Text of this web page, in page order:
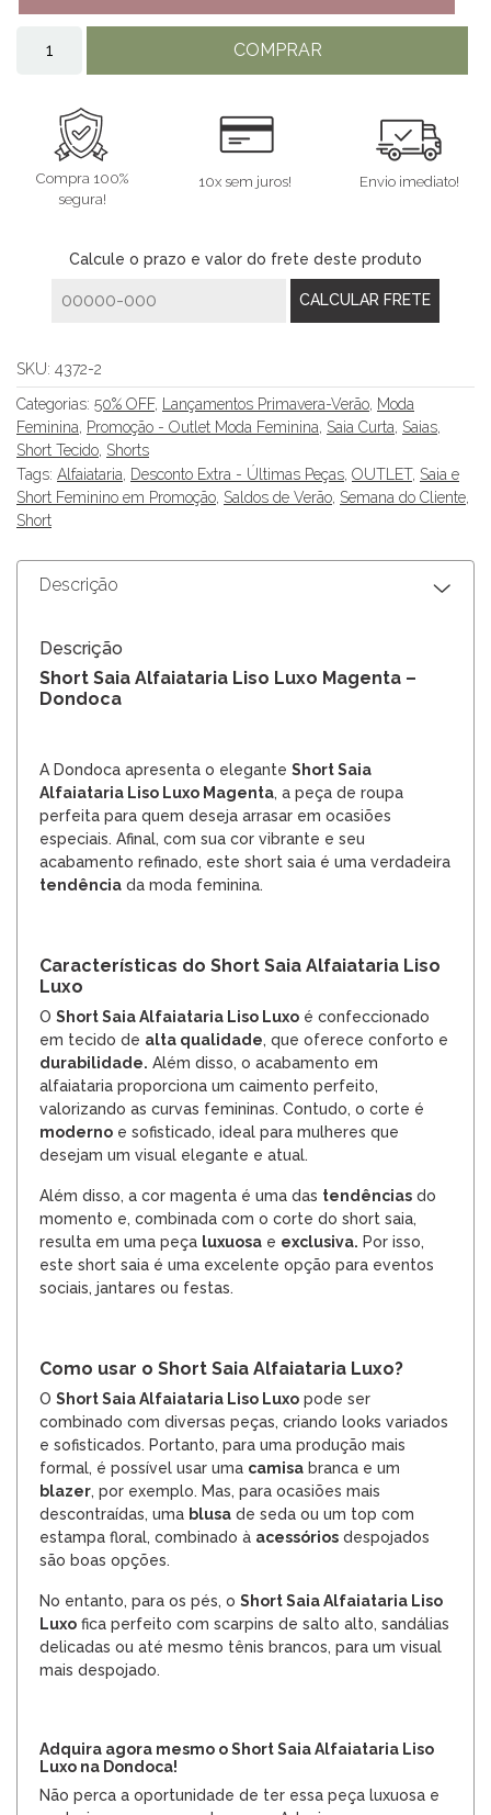
COMPRAR
Compra 100%
segura!
10x sem juros! Envio imediato!
Calcule o prazo e valor do frete deste produto
SKU: 4372-2
Categorias: 50% OFF, Lançamentos Primavera-Verão, Moda
Feminina, Promoção - Outlet Moda Feminina, Saia Curta, Saias,
Short Tecido, Shorts
Tags: Alfaiataria, Desconto Extra - Últimas Peças, OUTLET, Saia e
Short Feminino em Promoção, Saldos de Verão, Semana do Cliente,
Short
Descrição
Descrição
Short Saia Alfaiataria Liso Luxo Magenta –
Dondoca
A Dondoca apresenta o elegante Short Saia
Alfaiataria Liso Luxo Magenta, a peça de roupa
perfeita para quem deseja arrasar em ocasiões
especiais. Afinal, com sua cor vibrante e seu
acabamento refinado, este short saia é uma verdadeira
tendência da moda feminina.
Características do Short Saia Alfaiataria Liso
Luxo
O Short Saia Alfaiataria Liso Luxo é confeccionado
em tecido de alta qualidade, que oferece conforto e
durabilidade. Além disso, o acabamento em
alfaiataria proporciona um caimento perfeito,
valorizando as curvas femininas. Contudo, o corte é
moderno e sofisticado, ideal para mulheres que
desejam um visual elegante e atual.
Além disso, a cor magenta é uma das tendências do
momento e, combinada com o corte do short saia,
resulta em uma peça luxuosa e exclusiva. Por isso,
este short saia é uma excelente opção para eventos
sociais, jantares ou festas.
Como usar o Short Saia Alfaiataria Luxo?
O Short Saia Alfaiataria Liso Luxo pode ser
combinado com diversas peças, criando looks variados
e sofisticados. Portanto, para uma produção mais
formal, é possível usar uma camisa branca e um
blazer, por exemplo. Mas, para ocasiões mais
descontraídas, uma blusa de seda ou um top com
estampa floral, combinado à acessórios despojados
são boas opções.
No entanto, para os pés, o Short Saia Alfaiataria Liso
Luxo fica perfeito com scarpins de salto alto, sandálias
delicadas ou até mesmo tênis brancos, para um visual
mais despojado.
Adquira agora mesmo o Short Saia Alfaiataria Liso
Luxo na Dondoca!
Não perca a oportunidade de ter essa peça luxuosa e